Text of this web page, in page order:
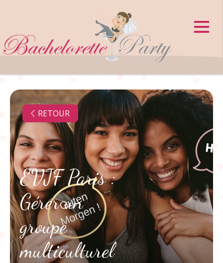
EVJF Paris :
Gérer un
groupe
multiculturel
RETOUR